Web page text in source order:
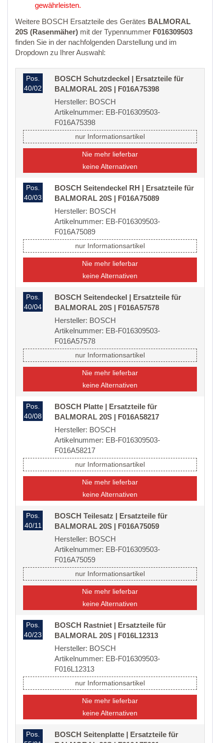
gewährleisten.
Weitere BOSCH Ersatzteile des Gerätes BALMORAL
20S (Rasenmäher) mit der Typennummer F016309503
finden Sie in der nachfolgenden Darstellung und im
Dropdown zu Ihrer Auswahl:
Pos.
40/02
BOSCH Schutzdeckel | Ersatzteile für
BALMORAL 20S | F016A75398
Hersteller: BOSCH
Artikelnummer: EB-F016309503-
F016A75398
nur Informationsartikel
Nie mehr lieferbar
keine Alternativen
Pos.
40/03
BOSCH Seitendeckel RH | Ersatzteile für
BALMORAL 20S | F016A75089
Hersteller: BOSCH
Artikelnummer: EB-F016309503-
F016A75089
nur Informationsartikel
Nie mehr lieferbar
keine Alternativen
Pos.
40/04
BOSCH Seitendeckel | Ersatzteile für
BALMORAL 20S | F016A57578
Hersteller: BOSCH
Artikelnummer: EB-F016309503-
F016A57578
nur Informationsartikel
Nie mehr lieferbar
keine Alternativen
Pos.
40/08
BOSCH Platte | Ersatzteile für
BALMORAL 20S | F016A58217
Hersteller: BOSCH
Artikelnummer: EB-F016309503-
F016A58217
nur Informationsartikel
Nie mehr lieferbar
keine Alternativen
Pos.
40/11
BOSCH Teilesatz | Ersatzteile für
BALMORAL 20S | F016A75059
Hersteller: BOSCH
Artikelnummer: EB-F016309503-
F016A75059
nur Informationsartikel
Nie mehr lieferbar
keine Alternativen
Pos.
40/23
BOSCH Rastniet | Ersatzteile für
BALMORAL 20S | F016L12313
Hersteller: BOSCH
Artikelnummer: EB-F016309503-
F016L12313
nur Informationsartikel
Nie mehr lieferbar
keine Alternativen
Pos.
BOSCH Seitenplatte | Ersatzteile für